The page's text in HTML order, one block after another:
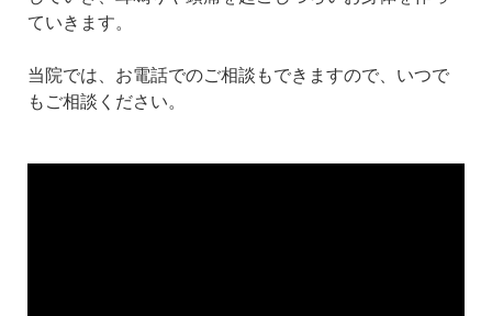
ていきます。
当院では、お電話でのご相談もできますので、いつで
もご相談ください。